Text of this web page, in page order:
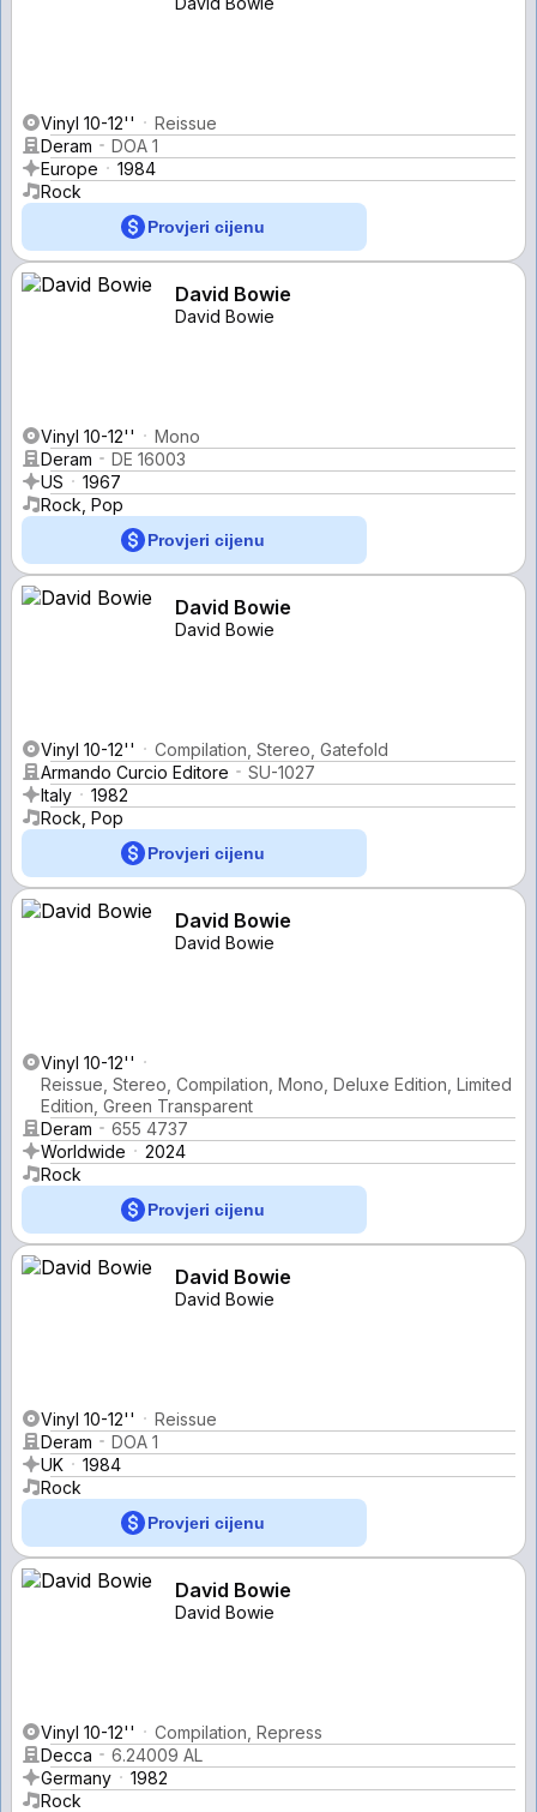
Vinyl 10-12''
Reissue
Deram
DOA 1
Europe
1984
Rock
Provjeri cijenu
David Bowie
David Bowie
Vinyl 10-12''
Mono
Deram
DE 16003
US
1967
Rock, Pop
Provjeri cijenu
David Bowie
David Bowie
Vinyl 10-12''
Compilation, Stereo, Gatefold
Armando Curcio Editore
SU-1027
Italy
1982
Rock, Pop
Provjeri cijenu
David Bowie
David Bowie
Vinyl 10-12''
Reissue, Stereo, Compilation, Mono, Deluxe Edition, Limited
Edition, Green Transparent
Deram
655 4737
Worldwide
2024
Rock
Provjeri cijenu
David Bowie
David Bowie
Vinyl 10-12''
Reissue
Deram
DOA 1
UK
1984
Rock
Provjeri cijenu
David Bowie
David Bowie
Vinyl 10-12''
Compilation, Repress
Decca
6.24009 AL
Germany
1982
Rock